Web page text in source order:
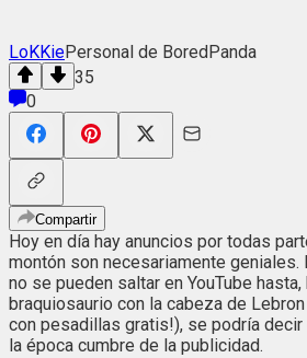
LoKKiePersonal de BoredPanda
35
0
Compartir
Hoy en día hay anuncios por todas
montón son necesariamente geniales.
no se pueden saltar en YouTube hasta,
braquiosaurio con la cabeza de
con pesadillas gratis!), se podría
la época cumbre de la publicidad.